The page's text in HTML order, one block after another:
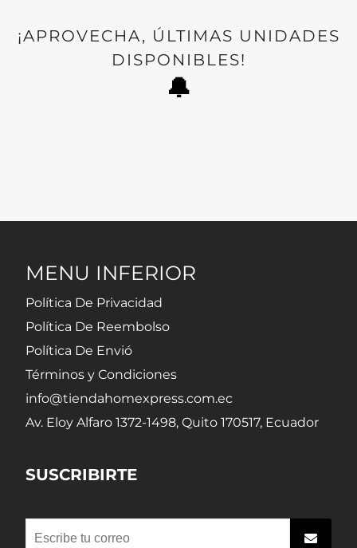
¡APROVECHA, ÚLTIMAS UNIDADES
DISPONIBLES!
🔔
MENU INFERIOR
Política De Privacidad
Política De Reembolso
Política De Envió
Términos y Condiciones
info@tiendahomexpress.com.ec
Av. Eloy Alfaro 1372-1498, Quito 170517, Ecuador
SUSCRIBIRTE